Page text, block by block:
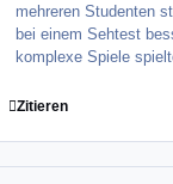
mehreren Studenten
bei einem Sehtest
komplexe Spiele
Zitieren